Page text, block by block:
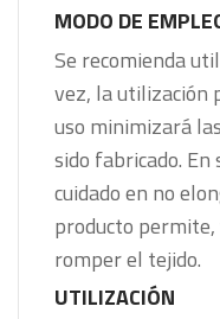
MODO DE
Se recomienda
vez, la utilización
uso minimizará
sido fabricado. En
cuidado en no
producto permite,
romper el tejido.
UTILIZACIÓN